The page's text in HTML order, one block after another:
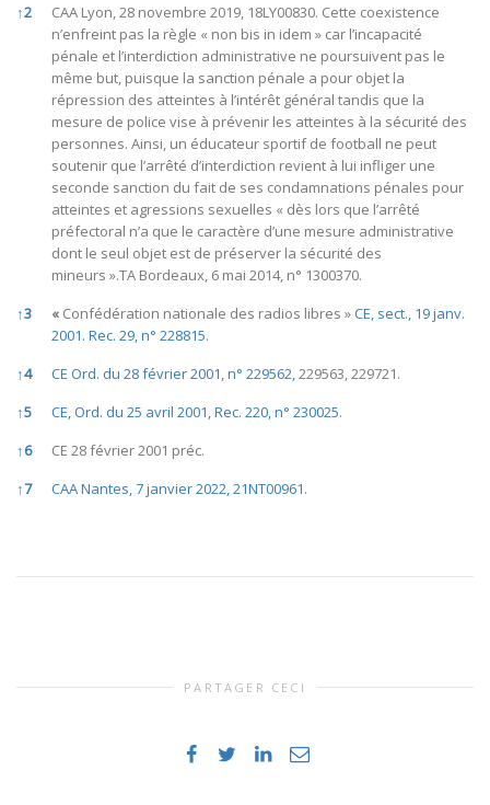
↑2
CAA Lyon, 28 novembre 2019, 18LY00830. Cette coexistence
n’enfreint pas la règle « non bis in idem » car l’incapacité
pénale et l’interdiction administrative ne poursuivent pas le
même but, puisque la sanction pénale a pour objet la
répression des atteintes à l’intérêt général tandis que la
mesure de police vise à prévenir les atteintes à la sécurité des
personnes. Ainsi, un éducateur sportif de football ne peut
soutenir que l’arrêté d’interdiction revient à lui infliger une
seconde sanction du fait de ses condamnations pénales pour
atteintes et agressions sexuelles « dès lors que l’arrêté
préfectoral n’a que le caractère d’une mesure administrative
dont le seul objet est de préserver la sécurité des
mineurs ».TA Bordeaux, 6 mai 2014, n° 1300370.
↑3 « Confédération nationale des radios libres »CE, sect., 19 janv.
2001. Rec. 29, n° 228815.
↑4 CE Ord. du 28 février 2001, n° 229562,229563, 229721.
↑5 CE, Ord. du 25 avril 2001, Rec. 220, n° 230025.
↑6
CE 28 février 2001 préc.
↑7 CAA Nantes, 7 janvier 2022, 21NT00961.
PARTAGER CECI